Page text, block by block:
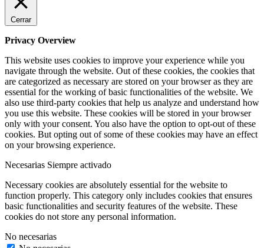
Cerrar
Privacy Overview
This website uses cookies to improve your experience while you
navigate through the website. Out of these cookies, the cookies that
are categorized as necessary are stored on your browser as they are
essential for the working of basic functionalities of the website. We
also use third-party cookies that help us analyze and understand how
you use this website. These cookies will be stored in your browser
only with your consent. You also have the option to opt-out of these
cookies. But opting out of some of these cookies may have an effect
on your browsing experience.
Necesarias Siempre activado
Necessary cookies are absolutely essential for the website to
function properly. This category only includes cookies that ensures
basic functionalities and security features of the website. These
cookies do not store any personal information.
No necesarias